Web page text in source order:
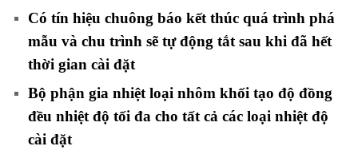
Có tín hiệu chuông báo kết thúc quá trình phá
mẫu và chu trình sẽ tự động tắt sau khi đã hết
thời gian cài đặt
Bộ phận gia nhiệt loại nhôm khối tạo độ đồng
đều nhiệt độ tối đa cho tất cả các loại nhiệt độ
cài đặt